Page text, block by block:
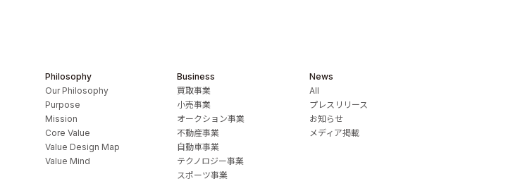
Philosophy
Our Philosophy
Purpose
Mission
Core Value
Value Design Map
Value Mind
Business
買取事業
小売事業
オークション事業
不動産事業
自動車事業
テクノロジー事業
スポーツ事業
News
All
プレスリリース
お知らせ
メディア掲載